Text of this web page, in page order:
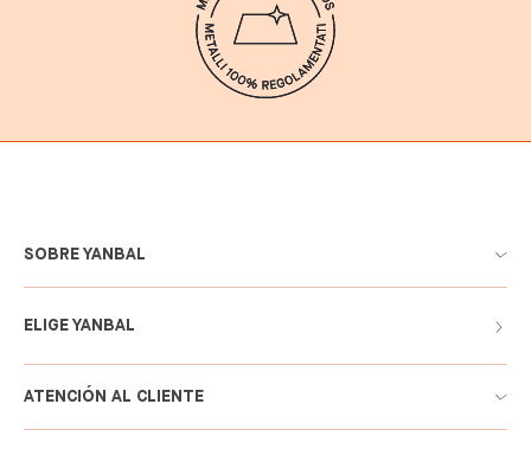
SOBRE YANBAL
ELIGE YANBAL
ATENCIÓN AL CLIENTE